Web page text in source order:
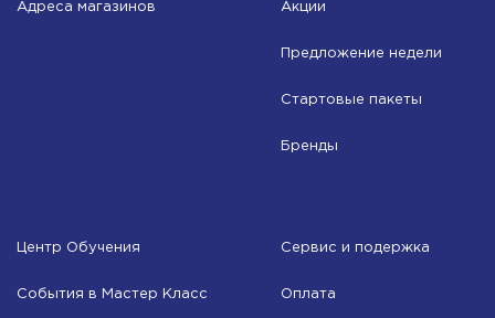
Адреса магазинов Акции
Предложение недели
Стартовые пакеты
Бренды
Центр Обучения
События в Мастер Класс
Сервис и подержка
Оплата